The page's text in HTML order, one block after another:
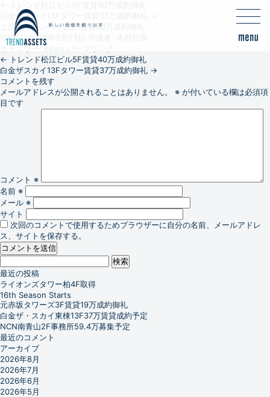
白金ザスカイ13Fタワー賃貸37万成約御礼
上原グリーンハイム2F賃貸30万成約御礼
投稿日: 2025年3月23日
カテゴリー:news
← トレンド松江ビル5F賃貸40万成約御礼
白金ザスカイ13Fタワー賃貸37万成約御礼 →
コメントを残す
メールアドレスが公開されることはありません。
※ が付いている欄は必須項
目です
コメント ※
名前 ※
メール ※
サイト
次回のコメントで使用するためブラウザーに自分の名前、メールアドレ
ス、サイトを保存する。
検
索:
最近の投稿
ライオンズタワー柏4F取得
16th Season Starts
元赤坂タワーズ3F賃貸19万成約御礼
白金ザ・スカイ東棟13F37万賃貸成約予定
NCN南青山2F事務所59.4万募集予定
最近のコメント
アーカイブ
2026年8月
2026年7月
2026年6月
2026年5月